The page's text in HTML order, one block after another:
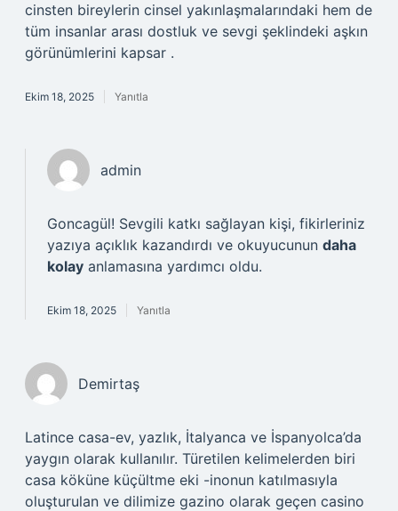
cinsten bireylerin cinsel yakınlaşmalarındaki hem de
tüm insanlar arası dostluk ve sevgi şeklindeki aşkın
görünümlerini kapsar .
Ekim 18, 2025 Yanıtla
admin
Goncagül! Sevgili katkı sağlayan kişi, fikirleriniz
yazıya açıklık kazandırdı ve okuyucunun daha
kolay anlamasına yardımcı oldu.
Ekim 18, 2025 Yanıtla
Demirtaş
Latince casa-ev, yazlık, İtalyanca ve İspanyolca’da
yaygın olarak kullanılır. Türetilen kelimelerden biri
casa köküne küçültme eki -inonun katılmasıyla
oluşturulan ve dilimize gazino olarak geçen casino